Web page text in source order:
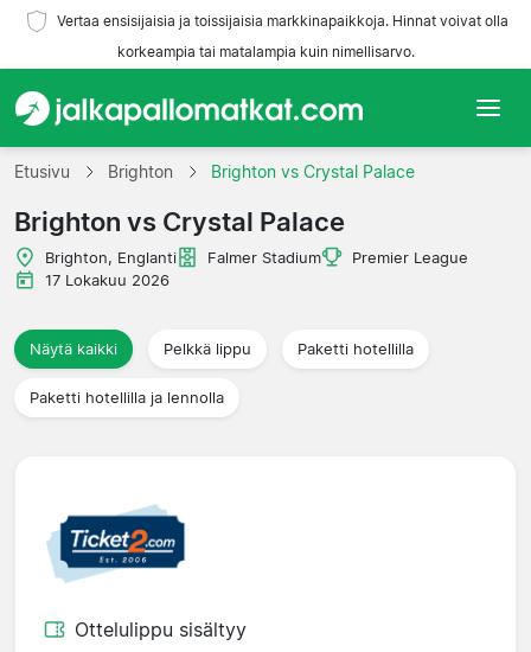
Vertaa ensisijaisia ja toissijaisia markkinapaikkoja. Hinnat voivat olla
korkeampia tai matalampia kuin nimellisarvo.
Etusivu
Joukkueet
Liigat
Matkatoimistoja
Etusivu Brighton Brighton vs Crystal Palace
Brighton vs Crystal Palace
Brighton, Englanti Falmer Stadium
Premier League
17 Lokakuu 2026
Näytä kaikki Pelkkä lippu Paketti hotellilla
Paketti hotellilla ja lennolla
Ottelulippu sisältyy